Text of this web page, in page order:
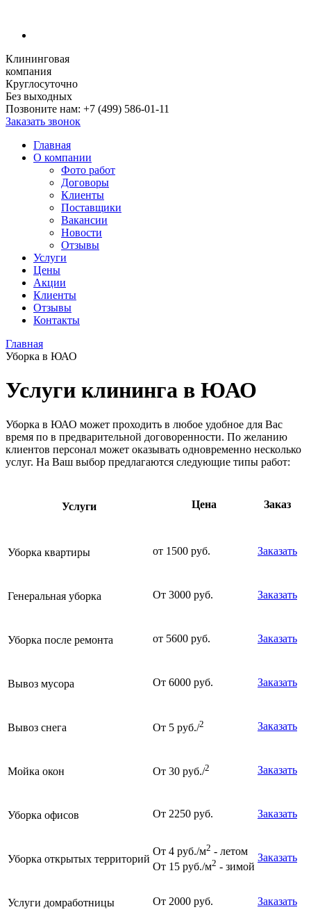
Клининговая
компания
Круглосуточно
Без выходных
Позвоните нам: +7 (499) 586-01-11
Заказать звонок
Главная
О компании
Фото работ
Договоры
Клиенты
Поставщики
Вакансии
Новости
Отзывы
Услуги
Цены
Акции
Клиенты
Отзывы
Контакты
Главная
Уборка в ЮАО
Услуги клининга в ЮАО
Уборка в ЮАО может проходить в любое удобное для Вас
время по в предварительной договоренности. По желанию
клиентов персонал может оказывать одновременно несколько
услуг. На Ваш выбор предлагаются следующие типы работ:
Услуги Цена Заказ
Уборка квартиры от 1500 руб. Заказать
Генеральная уборка От 3000 руб. Заказать
Уборка после ремонта от 5600 руб. Заказать
Вывоз мусора От 6000 руб. Заказать
Вывоз снега От 5 руб./2 Заказать
Мойка окон От 30 руб./2 Заказать
Уборка офисов От 2250 руб. Заказать
Уборка открытых территорий
От 4 руб./м2 - летом
От 15 руб./м2 - зимой
Заказать
Услуги домработницы От 2000 руб. Заказать